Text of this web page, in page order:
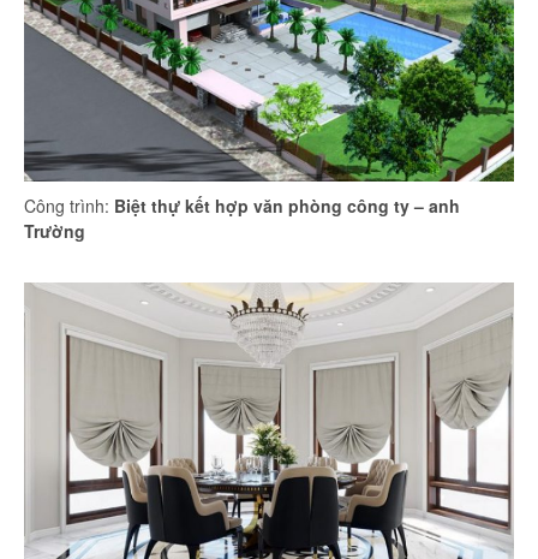
Công trình: Biệt thự kết hợp văn phòng công ty – anh
Trường